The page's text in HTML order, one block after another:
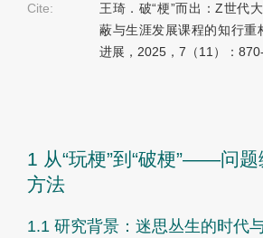
Cite:
王琦．破“梗”而出：Z世代
蔽与生涯发展课程的知行重
进展，2025，7（11）：
1 从“玩梗”到“破梗”——问
方法
1.1 研究背景：迷思丛生的时代